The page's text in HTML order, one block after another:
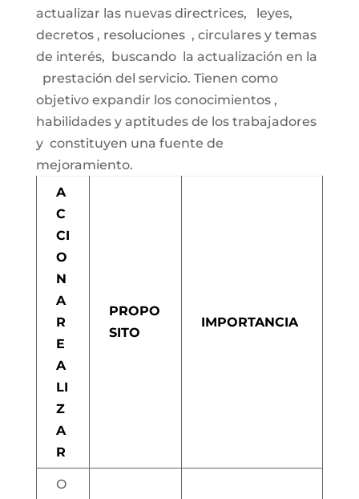
actualizar las nuevas directrices, leyes,
decretos , resoluciones , circulares y temas
de interés, buscando la actualización en la
prestación del servicio. Tienen como
objetivo expandir los conocimientos ,
habilidades y aptitudes de los trabajadores
y constituyen una fuente de
mejoramiento.
A
C
CI
O
N
A
R
E
A
LI
Z
A
R
PROPO
SITO
IMPORTANCIA
O